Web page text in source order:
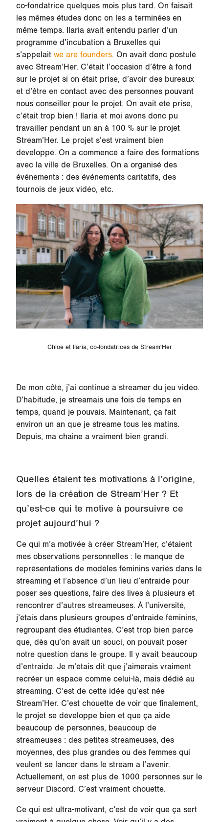
co-fondatrice quelques mois plus tard. On faisait
les mêmes études donc on les a terminées en
même temps. Ilaria avait entendu parler d’un
programme d’incubation à Bruxelles qui
s’appelait we are founders. On avait donc postulé
avec Stream’Her. C’était l’occasion d’être à fond
sur le projet si on était prise, d’avoir des bureaux
et d’être en contact avec des personnes pouvant
nous conseiller pour le projet. On avait été prise,
c’était trop bien ! Ilaria et moi avons donc pu
travailler pendant un an à 100 % sur le projet
Stream’Her. Le projet s’est vraiment bien
développé. On a commencé à faire des formations
avec la ville de Bruxelles. On a organisé des
événements : des événements caritatifs, des
tournois de jeux vidéo, etc.
Chloé et Ilaria, co-fondatrices de Stream'Her
De mon côté, j’ai continué à streamer du jeu vidéo.
D’habitude, je streamais une fois de temps en
temps, quand je pouvais. Maintenant, ça fait
environ un an que je streame tous les matins.
Depuis, ma chaine a vraiment bien grandi.
Quelles étaient tes motivations à l’origine,
lors de la création de Stream’Her ? Et
qu’est-ce qui te motive à poursuivre ce
projet aujourd’hui ?
Ce qui m’a motivée à créer Stream’Her, c’étaient
mes observations personnelles : le manque de
représentations de modèles féminins variés dans le
streaming et l’absence d’un lieu d’entraide pour
poser ses questions, faire des lives à plusieurs et
rencontrer d’autres streameuses. À l’université,
j’étais dans plusieurs groupes d’entraide féminins,
regroupant des étudiantes. C’est trop bien parce
que, dès qu’on avait un souci, on pouvait poser
notre question dans le groupe. Il y avait beaucoup
d’entraide. Je m’étais dit que j’aimerais vraiment
recréer un espace comme celui-là, mais dédié au
streaming. C’est de cette idée qu’est née
Stream’Her. C’est chouette de voir que finalement,
le projet se développe bien et que ça aide
beaucoup de personnes, beaucoup de
streameuses : des petites streameuses, des
moyennes, des plus grandes ou des femmes qui
veulent se lancer dans le stream à l’avenir.
Actuellement, on est plus de 1000 personnes sur le
serveur Discord. C’est vraiment chouette.
Ce qui est ultra-motivant, c’est de voir que ça sert